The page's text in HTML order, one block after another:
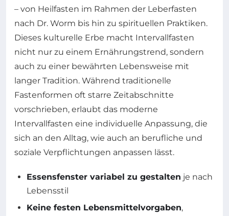
– von Heilfasten im Rahmen der Leberfasten
nach Dr. Worm bis hin zu spirituellen Praktiken.
Dieses kulturelle Erbe macht Intervallfasten
nicht nur zu einem Ernährungstrend, sondern
auch zu einer bewährten Lebensweise mit
langer Tradition. Während traditionelle
Fastenformen oft starre Zeitabschnitte
vorschrieben, erlaubt das moderne
Intervallfasten eine individuelle Anpassung, die
sich an den Alltag, wie auch an berufliche und
soziale Verpflichtungen anpassen lässt.
Essensfenster variabel zu gestalten je nach
Lebensstil
Keine festen Lebensmittelvorgaben,